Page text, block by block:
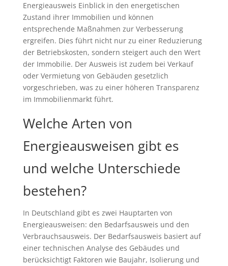
Energieausweis Einblick in den energetischen
Zustand ihrer Immobilien und können
entsprechende Maßnahmen zur Verbesserung
ergreifen. Dies führt nicht nur zu einer Reduzierung
der Betriebskosten, sondern steigert auch den Wert
der Immobilie. Der Ausweis ist zudem bei Verkauf
oder Vermietung von Gebäuden gesetzlich
vorgeschrieben, was zu einer höheren Transparenz
im Immobilienmarkt führt.
Welche Arten von
Energieausweisen gibt es
und welche Unterschiede
bestehen?
In Deutschland gibt es zwei Hauptarten von
Energieausweisen: den Bedarfsausweis und den
Verbrauchsausweis. Der Bedarfsausweis basiert auf
einer technischen Analyse des Gebäudes und
berücksichtigt Faktoren wie Baujahr, Isolierung und